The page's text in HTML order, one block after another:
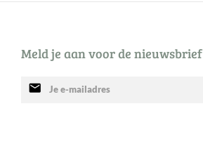
Meld je aan voor de nieuwsbrief
mail